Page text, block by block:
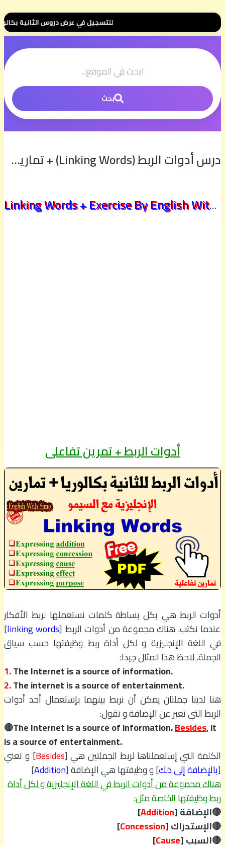
للتسجيل في عرض دروس الثانية بكالوريا 📚 بثمن رمزي 💰 500 درهم فقط للموسم الكامل ⭐ تواصل معنا عبر واتساب هنا 📲06.00.58.39.68📲 وسنتواصل
بحث
درس أدوات الربط (Linking Words) + تمارين تفاعلية | الإنجليزية مع السيمو
Linking Words + Exercise By English With Simo
أدوات الربط + تمرين تفاعلي
أدوات الربط هي بكل بساطة كلمات نستعملها لربط الأفكار
عندما نكتب. هناك مجموعة من أدوات الربط [linking words
]
في اللغة الإنجليزية و لكل أداة ربط وظيفتها حسب سياق
الجملة. لاحظ هذا المثال جيدا:
1.The Internet is a source of information.
2.The internet is a source of entertainment.
هنا لدينا جملتان يمكن أن نربط بينهما بإستعمال أحد أدوات
الربط التي تعبر عن الإضافة و نقول:
🔴The Internet is a source of information.Besides, it
is a source of entertainment.
الكلمة التي إستعملناها لربط الجملتين هي [Besides] و تعني
[بالإضافة إلى ذلك] و وظيفتها هي الإضافة [Addition
]
هناك مجموعة من أدوات الربط في اللغة الإنجليزية و لكل أداة
ربط وظيفتها الخاصة مثل:
🔴الإضافة [Addition
]
🔴الإستدراك [Concession
]
🔴السبب [Cause
]